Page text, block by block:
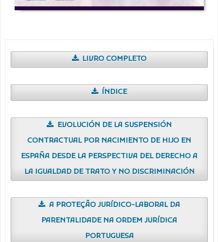
LIVRO COMPLETO
ÍNDICE
EVOLUCIÓN DE LA SUSPENSIÓN
CONTRACTUAL POR NACIMIENTO DE HIJO EN
ESPAÑA DESDE LA PERSPECTIVA DEL DERECHO A
LA IGUALDAD DE TRATO Y NO DISCRIMINACIÓN
A PROTEÇÃO JURÍDICO-LABORAL DA
PARENTALIDADE NA ORDEM JURÍDICA
PORTUGUESA